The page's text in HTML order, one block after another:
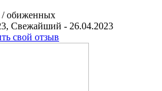
/обиженных
Свежайший - 26.04.2023
свой отзыв